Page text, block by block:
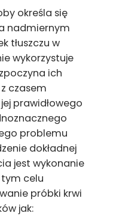
określa się
nadmiernym
tłuszczu w
wykorzystuje
ich
czasem
prawidłowego
problemu
dokładnej
jest wykonanie
celu
próbki krwi
jak: